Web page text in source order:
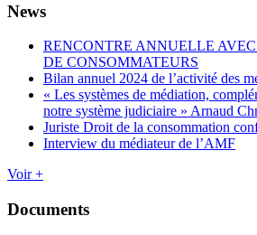
News
RENCONTRE ANNUELLE
DE CONSOMMATEURS
Bilan annuel 2024 de l’activité des
« Les systèmes de médiation,
notre système judiciaire » Arnaud
Juriste Droit de la consommation
Interview du médiateur de l’AMF
Voir +
Documents